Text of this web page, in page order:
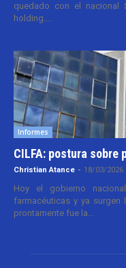
quedado con el nacional
holding....
Informes
CILFA: postura sobre
Christian Atance - 18/03/2026
Hoy el gobierno
farmacéuticas y ya
prontamente fue la...